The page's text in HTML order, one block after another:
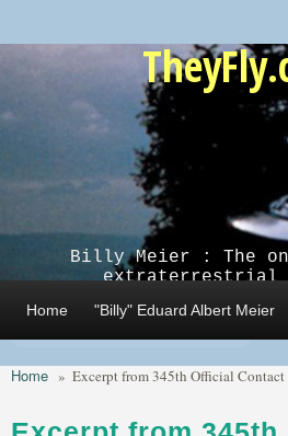
Billy Meier : The
extraterrestrial
Home "Billy" Eduard Albert Meier
Home » Excerpt from 345th Official Contact